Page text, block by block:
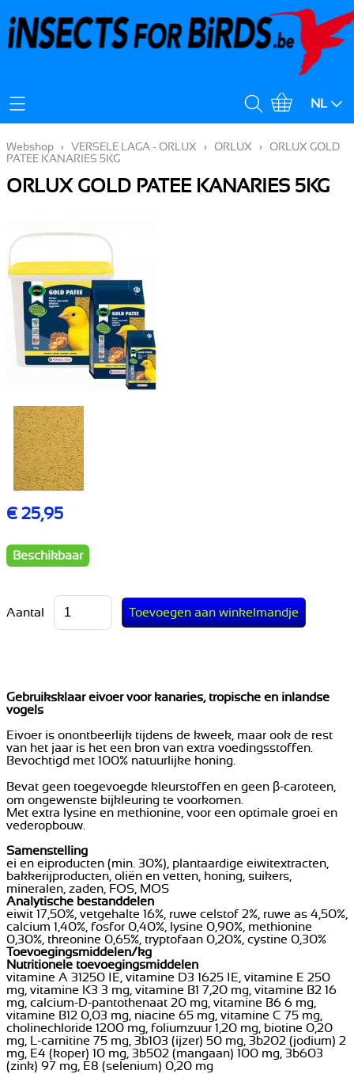
Mijn Account
Verzendingskost
NL
Webshop › VERSELE LAGA - ORLUX › ORLUX ›
ORLUX GOLD
PATEE KANARIES 5KG
ORLUX GOLD PATEE KANARIES 5KG
€ 25,95
Beschikbaar
Aantal
Gebruiksklaar eivoer voor kanaries, tropische en inlandse
vogels
Eivoer is onontbeerlijk tijdens de kweek, maar ook de rest
van het jaar is het een bron van extra voedingsstoffen.
Bevochtigd met 100% natuurlijke honing.
Bevat geen toegevoegde kleurstoffen en geen β-caroteen,
om ongewenste bijkleuring te voorkomen.
Met extra lysine en methionine, voor een optimale groei en
vederopbouw.
Samenstelling
ei en eiproducten (min. 30%), plantaardige eiwitextracten,
bakkerijproducten, oliën en vetten, honing, suikers,
mineralen, zaden, FOS, MOS
Analytische bestanddelen
eiwit 17,50%, vetgehalte 16%, ruwe celstof 2%, ruwe as 4,50%,
calcium 1,40%, fosfor 0,40%, lysine 0,90%, methionine
0,30%, threonine 0,65%, tryptofaan 0,20%, cystine 0,30%
Toevoegingsmiddelen/kg
Nutritionele toevoegingsmiddelen
vitamine A 31250 IE, vitamine D3 1625 IE, vitamine E 250
mg, vitamine K3 3 mg, vitamine B1 7,20 mg, vitamine B2 16
mg, calcium-D-pantothenaat 20 mg, vitamine B6 6 mg,
vitamine B12 0,03 mg, niacine 65 mg, vitamine C 75 mg,
cholinechloride 1200 mg, foliumzuur 1,20 mg, biotine 0,20
mg, L-carnitine 75 mg, 3b103 (ijzer) 50 mg, 3b202 (jodium) 2
mg, E4 (koper) 10 mg, 3b502 (mangaan) 100 mg, 3b603
(zink) 97 mg, E8 (selenium) 0,20 mg